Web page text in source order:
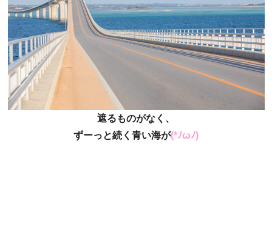
遮るものがなく、
ずーっと続く青い海が(*ﾉωﾉ)